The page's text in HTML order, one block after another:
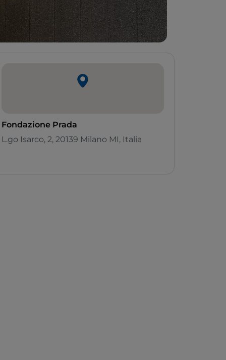
Fondazione Prada
L.go Isarco, 2, 20139 Milano MI, Italia